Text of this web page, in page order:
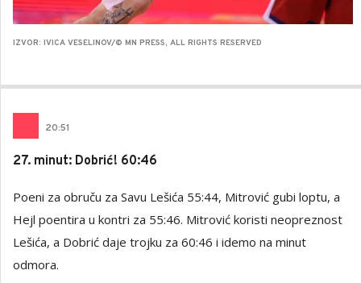
IZVOR: IVICA VESELINOV/© MN PRESS, ALL RIGHTS RESERVED
20:51
27. minut: Dobrić! 60:46
Poeni za obruču za Savu Lešića 55:44, Mitrović gubi loptu, a
Hejl poentira u kontri za 55:46. Mitrović koristi neopreznost
Lešića, a Dobrić daje trojku za 60:46 i idemo na minut
odmora.